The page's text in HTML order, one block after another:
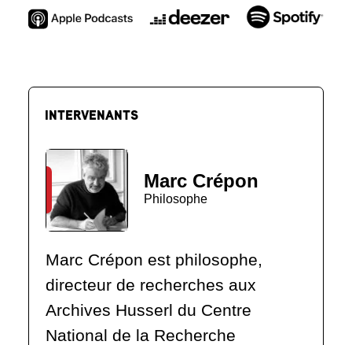
INTERVENANTS
Marc Crépon
Philosophe
Marc Crépon est philosophe,
directeur de recherches aux
Archives Husserl du Centre
National de la Recherche